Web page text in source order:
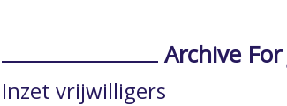
Archive
Inzet vrijwilligers